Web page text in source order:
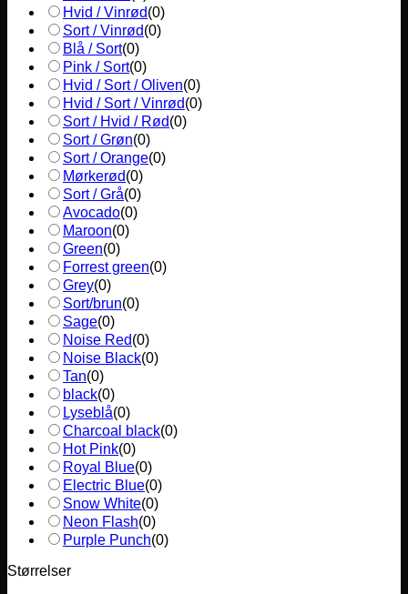
Hvid / Vinrød(0)
Sort / Vinrød(0)
Blå / Sort(0)
Pink / Sort(0)
Hvid / Sort / Oliven(0)
Hvid / Sort / Vinrød(0)
Sort / Hvid / Rød(0)
Sort / Grøn(0)
Sort / Orange(0)
Mørkerød(0)
Sort / Grå(0)
Avocado(0)
Maroon(0)
Green(0)
Forrest green(0)
Grey(0)
Sort/brun(0)
Sage(0)
Noise Red(0)
Noise Black(0)
Tan(0)
black(0)
Lyseblå(0)
Charcoal black(0)
Hot Pink(0)
Royal Blue(0)
Electric Blue(0)
Snow White(0)
Neon Flash(0)
Purple Punch(0)
Størrelser